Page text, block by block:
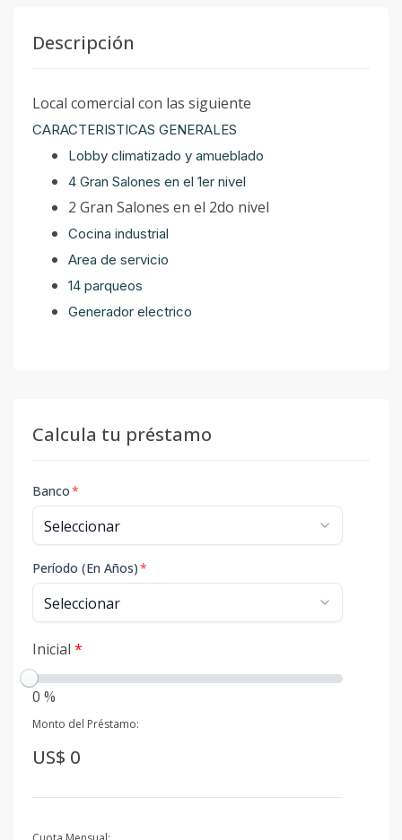
Descripción
Local comercial con las siguiente
CARACTERISTICAS GENERALES
Lobby climatizado y amueblado
4 Gran Salones en el 1er nivel
2 Gran Salones en el 2do nivel
Cocina industrial
Area de servicio
14 parqueos
Generador electrico
Calcula tu préstamo
Banco*
Período (En Años)*
Inicial *
0 %
Monto del Préstamo:
US$ 0